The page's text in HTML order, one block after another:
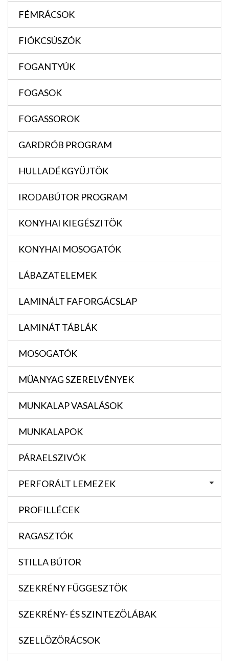
FÉMRÁCSOK
FIÓKCSÚSZÓK
FOGANTYÚK
FOGASOK
FOGASSOROK
GARDRÓB PROGRAM
HULLADÉKGYÜJTÖK
IRODABÚTOR PROGRAM
KONYHAI KIEGÉSZITÖK
KONYHAI MOSOGATÓK
LÁBAZATELEMEK
LAMINÁLT FAFORGÁCSLAP
LAMINÁT TÁBLÁK
MOSOGATÓK
MÜANYAG SZERELVÉNYEK
MUNKALAP VASALÁSOK
MUNKALAPOK
PÁRAELSZIVÓK
PERFORÁLT LEMEZEK
PROFILLÉCEK
RAGASZTÓK
STILLA BÚTOR
SZEKRÉNY FÜGGESZTÖK
SZEKRÉNY- ÉS SZINTEZÖLÁBAK
SZELLÖZÖRÁCSOK